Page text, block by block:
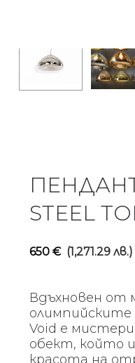
STEEL
650 € (1,271.29 лв.)
Вдъхновен от
Void е
обект, който
красота на